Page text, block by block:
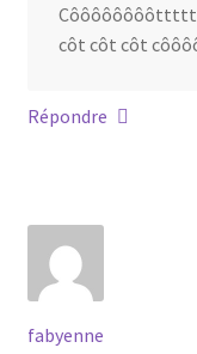
côt côt côt
Répondre
fabyenne